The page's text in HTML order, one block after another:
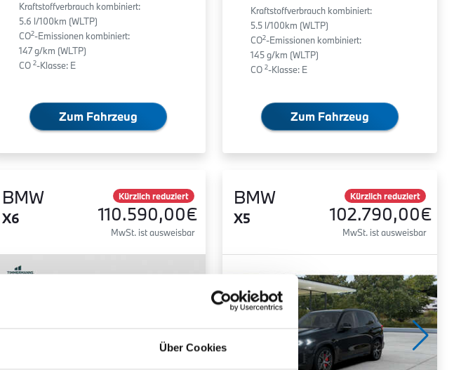
Über Cookies
Kraftstoffverbrauch kombiniert:
5.6 l/100km (WLTP)
CO2-Emissionen kombiniert:
147 g/km (WLTP)
CO 2-Klasse: E
Zum Fahrzeug
Kraftstoffverbrauch kombiniert:
5.5 l/100km (WLTP)
CO2-Emissionen kombiniert:
145 g/km (WLTP)
CO 2-Klasse: E
Zum Fahrzeug
BMW
X6
Kürzlich reduziert
110.590,00€
MwSt. ist ausweisbar
BMW
X5
Kürzlich reduziert
102.790,00€
MwSt. ist ausweisbar